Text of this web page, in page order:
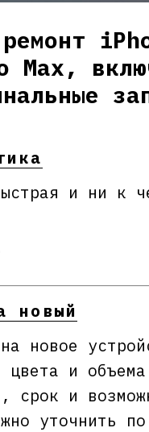
Max,
и ни к
новый
новое
цвета и
срок и
уточнить